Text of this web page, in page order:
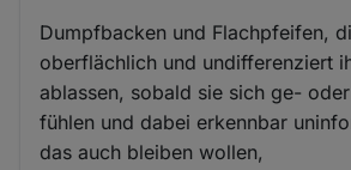
Dumpfbacken und Flachpfeifen,
oberflächlich und undifferenziert
ablassen, sobald sie sich ge-
fühlen und dabei erkennbar
das auch bleiben wollen,